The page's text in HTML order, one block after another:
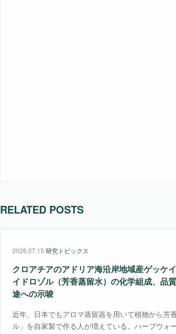
RELATED POSTS
2026.07.15 研究トピックス
クロアチアのアドリア海沿岸地域産ゲッ
イドロゾル（芳香蒸留水）の化学組成、品
途への示唆
近年、日本でもアロマ蒸留器を用いて植物から芳
ル」を自家製で作る人が増えている。ハーブウォ